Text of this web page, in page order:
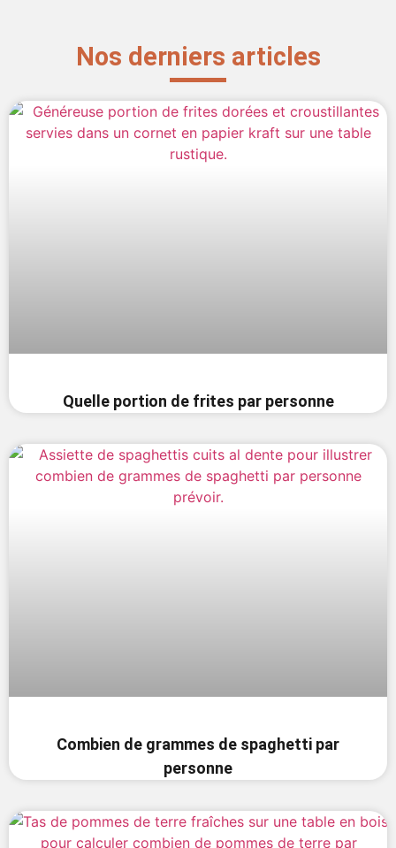
Nos derniers articles
Quelle portion de frites par personne
Combien de grammes de spaghetti par
personne